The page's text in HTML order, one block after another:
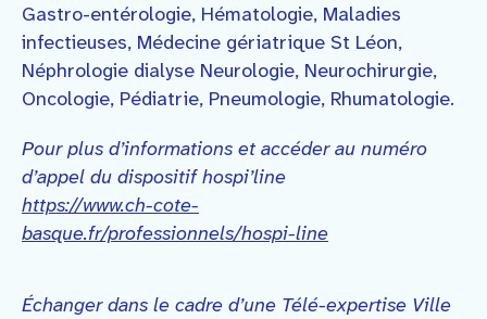
Gastro-entérologie, Hématologie, Maladies
infectieuses, Médecine gériatrique St Léon,
Néphrologie dialyse Neurologie, Neurochirurgie,
Oncologie, Pédiatrie, Pneumologie, Rhumatologie.
Pour plus d’informations et accéder au numéro
d’appel du dispositif hospi’line
https://www.ch-cote-
basque.fr/professionnels/hospi-line
Échanger dans le cadre d’une Télé-expertise Ville